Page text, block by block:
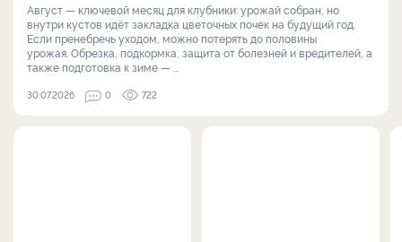
Август — ключевой месяц для клубники: урожай собран, но
внутри кустов идёт закладка цветочных почек на будущий год.
Если пренебречь уходом, можно потерять до половины
урожая. Обрезка, подкормка, защита от болезней и вредителей, а
также подготовка к зиме — ...
30.07.2026 0 722